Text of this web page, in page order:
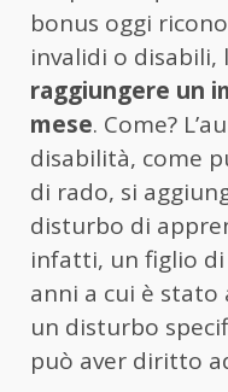
bonus oggi
invalidi o disabili,
raggiungere un
mese. Come?
disabilità, come
di rado, si
disturbo di
infatti, un figlio
anni a cui è stato
un disturbo
può aver diritto